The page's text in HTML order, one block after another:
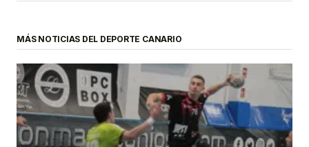
MÁS NOTICIAS DEL DEPORTE CANARIO